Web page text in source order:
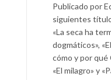
Publicado por
siguientes
«La seca ha
dogmáticos»,
cómo y por qué
«El milagro» y